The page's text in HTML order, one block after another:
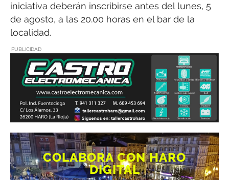
iniciativa deberán inscribirse antes del lunes, 5
de agosto, a las 20.00 horas en el bar de la
localidad.
PUBLICIDAD
COLABORA CON HARO
DIGITAL